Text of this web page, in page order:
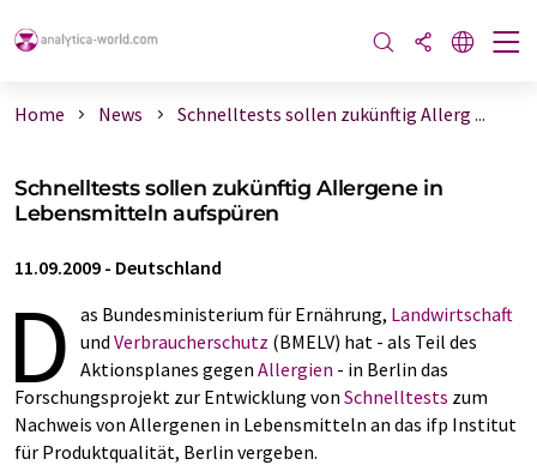
Home News Schnelltests sollen zukünftig Allerg ...
Schnelltests sollen zukünftig Allergene in
Lebensmitteln aufspüren
11.09.2009 - Deutschland
D as Bundesministerium für Ernährung, Landwirtschaft
und Verbraucherschutz (BMELV) hat - als Teil des
Aktionsplanes gegen Allergien - in Berlin das
Forschungsprojekt zur Entwicklung von Schnelltests zum
Nachweis von Allergenen in Lebensmitteln an das ifp Institut
für Produktqualität, Berlin vergeben.